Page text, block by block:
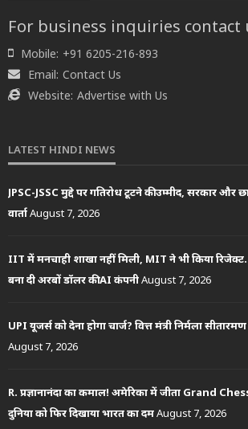
For business inquiries contact
Mobile: +91 6205-216-893
Email: Contact Us
Website: Advertise with Us
LATEST HINDI NEWS
JPSC-JSSC मुद्दे पर गतिरोध टूटने की उम्मीद, सरकार और
वार्ताAugust 7, 2026
IIT में मनचाही शाखा नहीं मिली, MIT ने भी किया
बना दी अरबों डॉलर की AI कंपनीAugust 7, 2026
UPI यूजर्स को देना होगा चार्ज? वित्त मंत्री निर्मला
August 7, 2026
R. प्रज्ञानानंदा का कमाल! अमेरिका में जीता Grand
दुनिया को फिर दिखाया भारत का दमAugust 7, 2026